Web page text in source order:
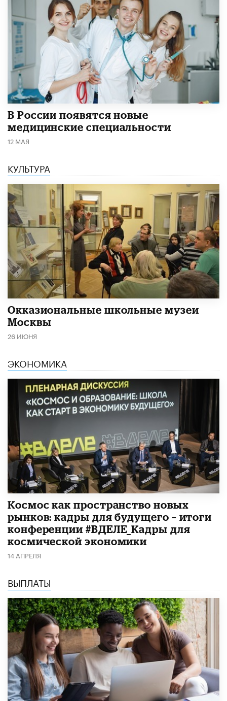
В России появятся новые
медицинские специальности
12 МАЯ
КУЛЬТУРА
​Окказиональные школьные музеи
Москвы
26 ИЮНЯ
ЭКОНОМИКА
Космос как пространство новых
рынков: кадры для будущего – итоги
конференции #ВДЕЛЕ_Кадры для
космической экономики
14 АПРЕЛЯ
ВЫПЛАТЫ